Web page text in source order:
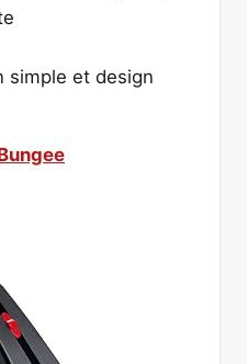
simple et design